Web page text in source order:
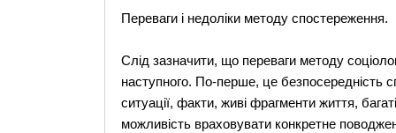
Переваги і недоліки методу спостереження.
Слід зазначити, що переваги методу
наступного. По-перше, це безпосередність
ситуації, факти, живі фрагменти життя,
можливість враховувати конкретне